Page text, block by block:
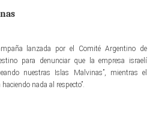
lanzada por el Comité Argentino de
para denunciar que la empresa israelí
nuestras Islas Malvinas”, mientras el
nada al respecto”.